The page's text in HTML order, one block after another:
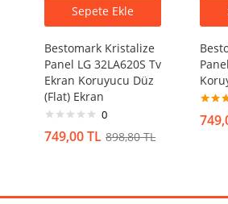
Sepete Ekle
Bestomark Kristalize
Panel LG 32LA620S Tv
Ekran Koruyucu Düz
(Flat) Ekran
0
749,00TL 898,80TL
5.00